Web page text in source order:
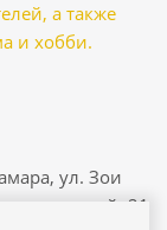
а также
и хобби.
ул. Зои
21